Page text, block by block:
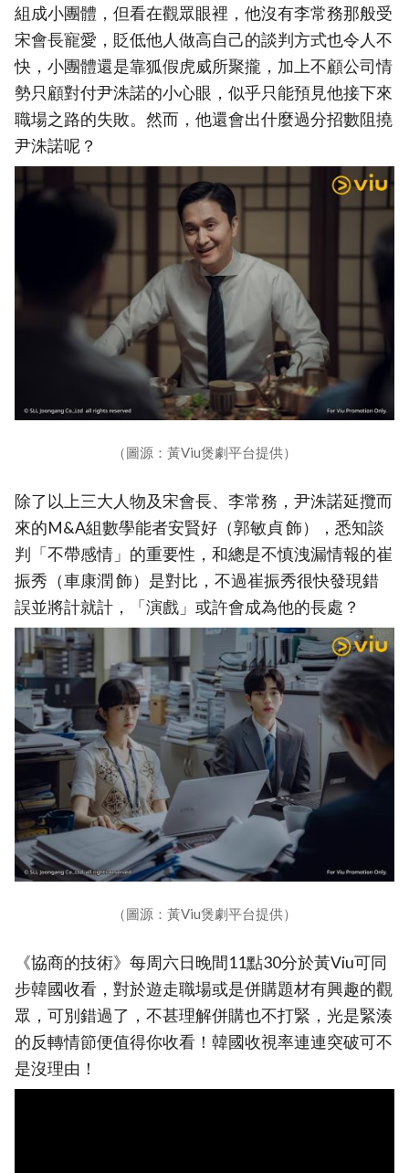
組成小團體，但看在觀眾眼裡，他沒有李常務那般受
宋會長寵愛，貶低他人做高自己的談判方式也令人不
快，小團體還是靠狐假虎威所聚攏，加上不顧公司情
勢只顧對付尹洙諾的小心眼，似乎只能預見他接下來
職場之路的失敗。然而，他還會出什麼過分招數阻撓
尹洙諾呢？
（圖源：黃Viu煲劇平台提供）
除了以上三大人物及宋會長、李常務，尹洙諾延攬而
來的M&A組數學能者安賢好（郭敏貞 飾），悉知談
判「不帶感情」的重要性，和總是不慎洩漏情報的崔
振秀（車康潤 飾）是對比，不過崔振秀很快發現錯
誤並將計就計，「演戲」或許會成為他的長處？
（圖源：黃Viu煲劇平台提供）
《協商的技術》每周六日晚間11點30分於黃Viu可同
步韓國收看，對於遊走職場或是併購題材有興趣的觀
眾，可別錯過了，不甚理解併購也不打緊，光是緊湊
的反轉情節便值得你收看！韓國收視率連連突破可不
是沒理由！